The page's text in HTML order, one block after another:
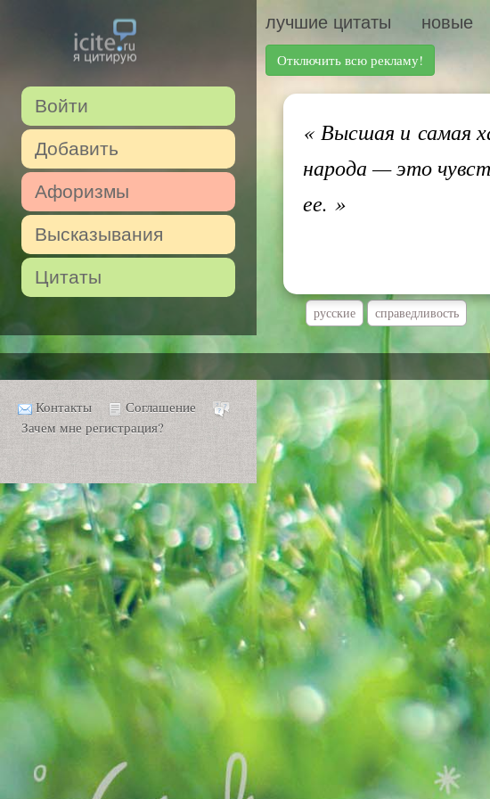
Войти
Добавить
Афоризмы
Высказывания
Цитаты
лучшие цитаты новые
Отключить всю рекламу!
«Высшая и самая
народа — это
ее. »
русские справедливость
Контакты
Соглашение
Зачем мне регистрация?